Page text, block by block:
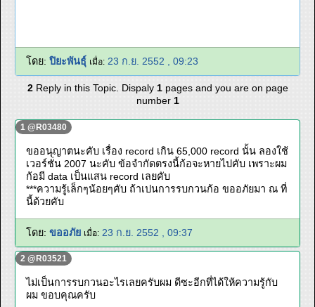
โดย: ปิยะพันธุ์ เมื่อ: 23 ก.ย. 2552 , 09:23
2Reply in this Topic. Dispaly 1 pages and you are on page
number 1
1 @R03480
ขออนุญาตนะคับ เรื่อง record เกิน 65,000 record นั้น ลองใช้
เวอร์ชั่น 2007 นะคับ ข้อจำกัดตรงนี้ก้อจะหายไปคับ เพราะผม
ก้อมี data เป็นแสน record เลยคับ
***ความรู้เล็กๆน้อยๆคับ ถ้าเปนการรบกวนก้อ ขออภัยมา ณ ที่
นี้ด้วยคับ
โดย: ขออภัย เมื่อ: 23 ก.ย. 2552 , 09:37
2 @R03521
ไม่เป็นการรบกวนอะไรเลยครับผม ดีซะอีกที่ได้ให้ความรู้กับ
ผม ขอบคุณครับ